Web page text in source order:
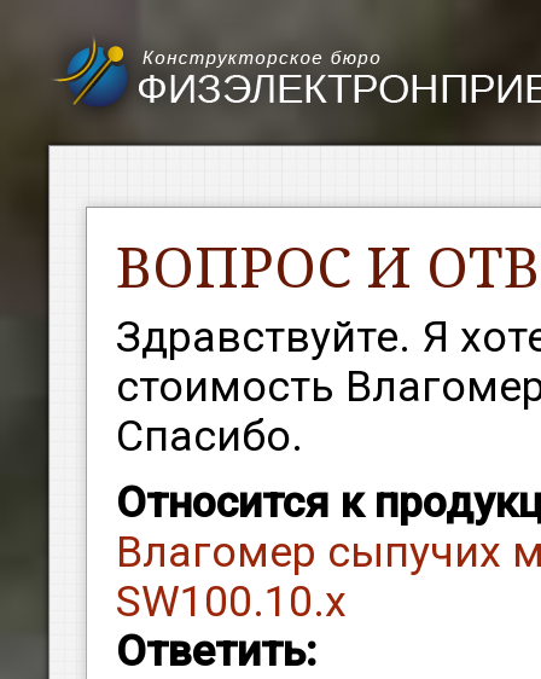
ВОПРОС И
Здравствуйте. Я
стоимость
Спасибо.
Относится к
Влагомер сыпучих
SW100.10.х
Ответить: